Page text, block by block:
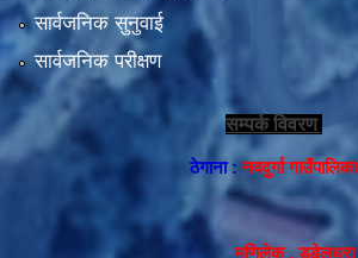
सार्वजनिक सुनुवाई
सार्वजनिक परीक्षण
सम्पर्क विवरण
ठेगाना :नवदुर्गा गाउँपालिका
मणिलेक , डडेलधुरा